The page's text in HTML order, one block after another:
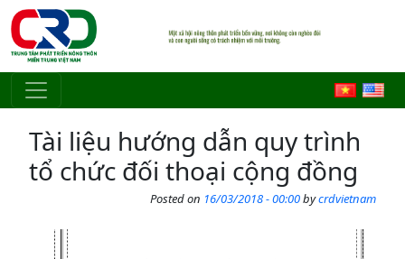
Skip to main content
Tài liệu hướng dẫn quy trình
tổ chức đối thoại cộng đồng
Posted on 16/03/2018 - 00:00bycrdvietnam